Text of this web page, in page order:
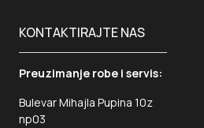
KONTAKTIRAJTE NAS
Preuzimanje robe i servis:
Bulevar Mihajla Pupina 10z
np03